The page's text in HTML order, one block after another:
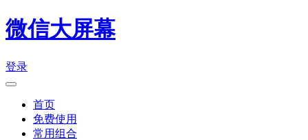
微信大屏幕
登录
首页
免费使用
常用组合